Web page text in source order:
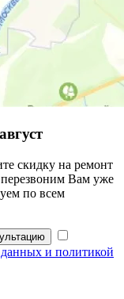
скидку на ремонт
Вам уже
по всем
и политикой